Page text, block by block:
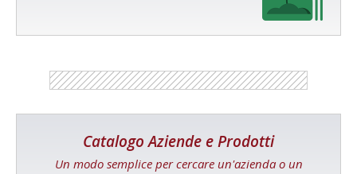
Catalogo Aziende e Prodotti
Un modo semplice per cercare un'azienda o un